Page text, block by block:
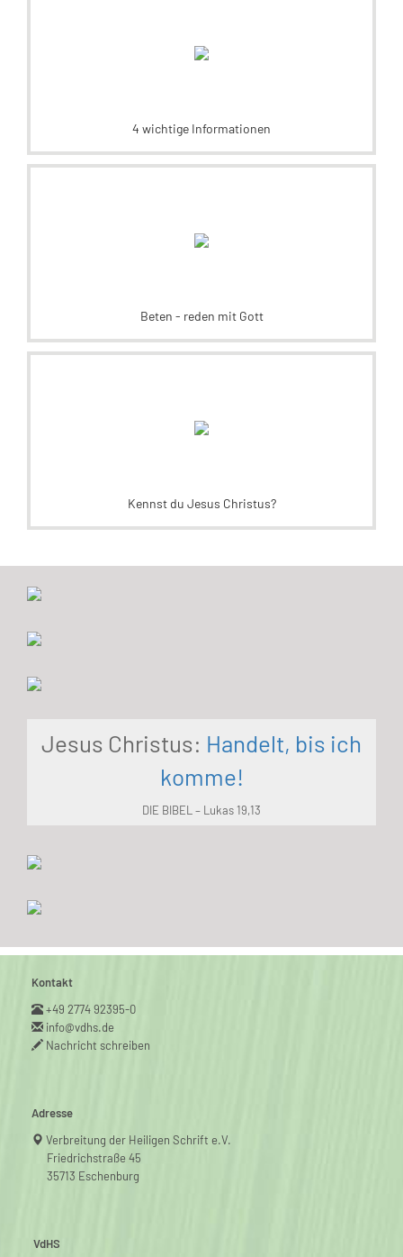
4 wichtige Informationen
Beten - reden mit Gott
Kennst du Jesus Christus?
Jesus Christus: Handelt, bis ich
komme!
DIE BIBEL – Lukas 19,13
Kontakt
+49 2774 92395-0
info@vdhs.de
Nachricht schreiben
Adresse
Verbreitung der Heiligen Schrift e.V.
Friedrichstraße 45
35713 Eschenburg
VdHS